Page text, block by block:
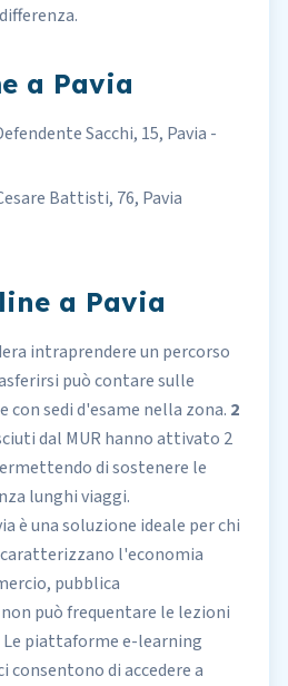
a Pavia
Sacchi, 15, Pavia -
Battisti, 76, Pavia
a Pavia
intraprendere un percorso
può contare sulle
con sedi d'esame nella zona. 2
dal MUR hanno attivato 2
di sostenere le
lunghi viaggi.
è una soluzione ideale per chi
l'economia
pubblica
può frequentare le lezioni
piattaforme e-learning
di accedere a